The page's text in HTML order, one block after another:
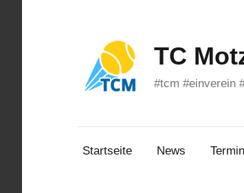
TC
#tcm #einverein
Startseite News